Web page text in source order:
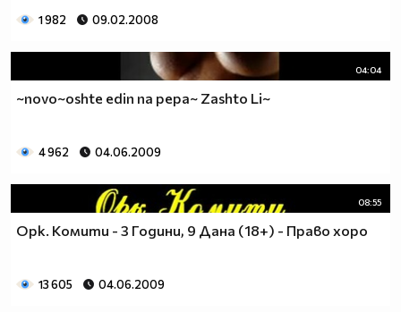
1 982 09.02.2008
04:04
~novo~oshte edin na pepa~ Zashto Li~
4 962 04.06.2009
08:55
Орк. Комити - 3 Години, 9 Дана (18+) - Право хоро
13 605 04.06.2009